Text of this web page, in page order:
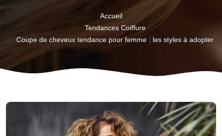
Accueil
Tendances Coiffure
Coupe de cheveux tendance pour femme : les styles à adopter